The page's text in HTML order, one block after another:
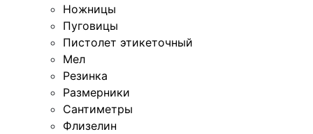
Ножницы
Пуговицы
Пистолет этикеточный
Мел
Резинка
Размерники
Сантиметры
Флизелин